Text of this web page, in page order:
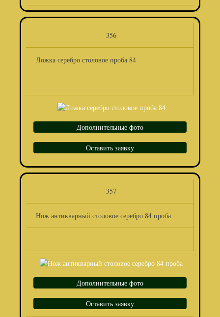
356
Ложка серебро столовое проба 84
Дополнительные фото
Оставить заявку
357
Нож антикварный столовое серебро 84 проба
Дополнительные фото
Оставить заявку